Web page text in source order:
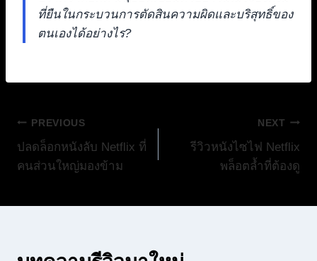
ที่ยืนในกระบวนการตัดสินความผิดและบริสุทธิ์ของ
ตนเองได้อย่างไร?
แนะแนว
เรื่อง
PREVIOUS
ปลดล็อกหนังลับ Netflix ที่
คนส่วนใหญ่มองข้าม
NEXT
รีวิวหนังไซไฟ Netflix
พล็อตล้ำที่ต้องดู